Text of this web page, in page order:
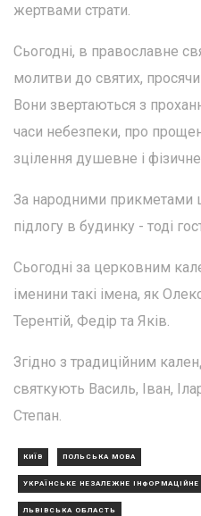
жертвами страти.
Сьогодні, в православне
молитви до святих, просячи
Вони звертаються з
часи небезпеки, про
зцілення душевне і фізичне.
За народними прикметами
підлогу в будинку - тоді
Сьогодні за церковним
іменини такі імена, як
Терентій, Федір та Яків.
Згідно з традиційним
святкують Василь, Іван,
Степан.
КИЇВ ПОЛЬСЬКА МОВА
УКРАЇНСЬКЕ НЕЗАЛЕЖНЕ ІНФОРМАЦІЙНЕ
ЛЬВІВСЬКА ОБЛАСТЬ